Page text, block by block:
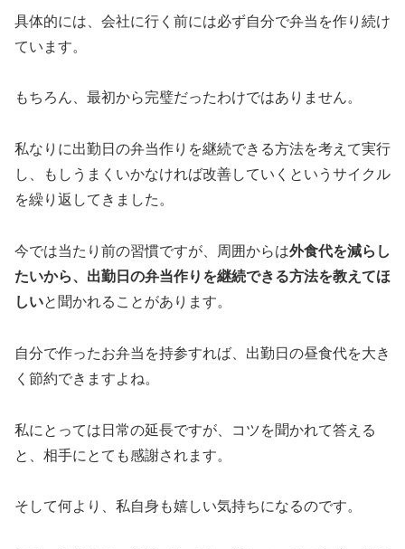
具体的には、会社に行く前には必ず自分で弁当を作り続け
ています。
もちろん、最初から完璧だったわけではありません。
私なりに出勤日の弁当作りを継続できる方法を考えて実行
し、もしうまくいかなければ改善していくというサイクル
を繰り返してきました。
今では当たり前の習慣ですが、周囲からは外食代を減らし
たいから、出勤日の弁当作りを継続できる方法を教えてほ
しいと聞かれることがあります。
自分で作ったお弁当を持参すれば、出勤日の昼食代を大き
く節約できますよね。
私にとっては日常の延長ですが、コツを聞かれて答える
と、相手にとても感謝されます。
そして何より、私自身も嬉しい気持ちになるのです。